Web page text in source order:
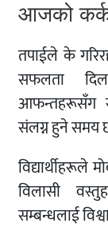
आजको
तपाईले के
सफलता
आफन्तहरूसँग
संलग्न हुने समय
विद्यार्थीहरूले
विलासी
सम्बन्धलाई